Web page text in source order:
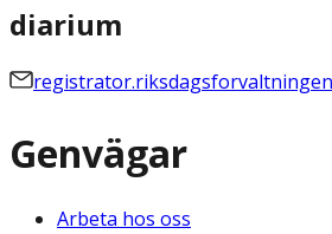
diarium
Genvägar
Arbeta hos oss